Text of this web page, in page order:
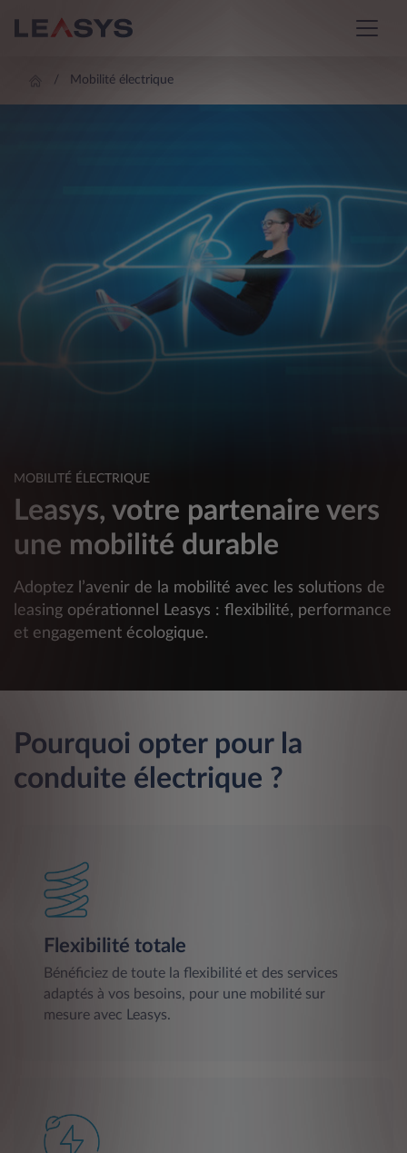
Mobilité électrique
MOBILITÉ ÉLECTRIQUE
Leasys, votre partenaire vers
une mobilité durable
Adoptez l’avenir de la mobilité avec les solutions de
leasing opérationnel Leasys : flexibilité, performance
et engagement écologique.
Pourquoi opter pour la
conduite électrique ?
Flexibilité totale
Bénéficiez de toute la flexibilité et des services
adaptés à vos besoins, pour une mobilité sur
mesure avec Leasys.